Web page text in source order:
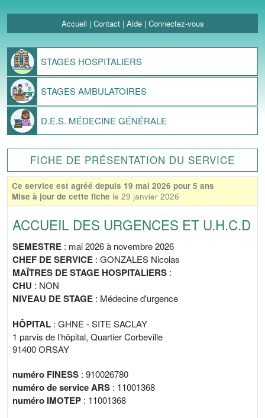
Accueil | Contact| Aide| Connectez-vous
STAGES HOSPITALIERS
STAGESAMBULATOIRES
D.E.S. MÉDECINE GÉNÉRALE
FICHE DE PRÉSENTATION DU SERVICE
Ce service est agréé depuis 19 mai 2026 pour 5 ans
Mise à jour de cette fiche le 29 janvier 2026
ACCUEIL DES URGENCES ET U.H.C.D
SEMESTRE: mai 2026 à novembre 2026
CHEF DE SERVICE: GONZALES Nicolas
MAÎTRES DE STAGE HOSPITALIERS:
CHU : NON
NIVEAU DE STAGE: Médecine d'urgence
HÔPITAL: GHNE - SITE SACLAY
1 parvis de l’hôpital, Quartier Corbeville
91400 ORSAY
numéro FINESS: 910026780
numéro de service ARS: 11001368
numéro IMOTEP: 11001368